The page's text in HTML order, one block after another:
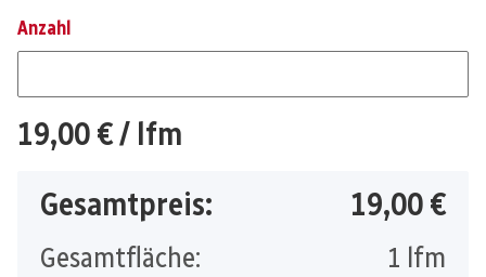
Anzahl
19,00 €/ lfm
Gesamtpreis:
19,00 €
Gesamtfläche: 1 lfm